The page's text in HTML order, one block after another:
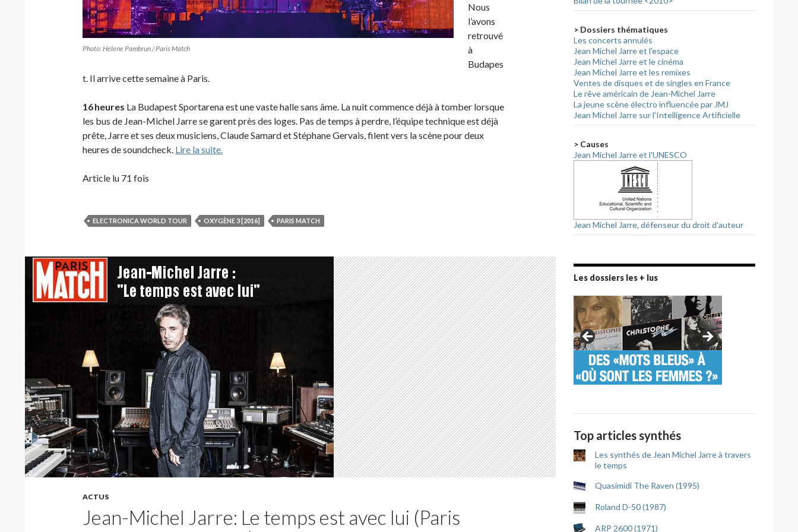
Photo: Helene Pambrun / Paris Match
Nous
l’avons
retrouvé
à
Budapes
t. Il arrive cette semaine à Paris.
16 heures La Budapest Sportarena est une vaste halle sans âme. La nuit commence déjà à tomber lorsque
les bus de Jean-Michel Jarre se garent près des loges. Pas de temps à perdre, l’équipe technique est déjà
prête, Jarre et ses deux musiciens, Claude Samard et Stéphane Gervais, filent vers la scène pour deux
heures de soundcheck. Lire la suite.
Article lu 71 fois
ELECTRONICA WORLD TOUR OXYGÈNE 3 [2016] PARIS MATCH
ACTUS
Jean-Michel Jarre: Le temps est avec lui (Paris
> Dossiers thématiques
Les concerts annulés
Jean Michel Jarre et l'espace
Jean Michel Jarre et le cinéma
Jean Michel Jarre et les remixes
Ventes de disques et de singles en France
Le rêve américain de Jean-Michel Jarre
La jeune scène électro influencée par JMJ
Jean Michel Jarre sur l'Intelligence Artificielle
> Causes
Jean Michel Jarre et l'UNESCO
Jean Michel Jarre, défenseur du droit d'auteur
Les dossiers les + lus
Top articles synthés
Les synthés de Jean Michel Jarre à travers
le temps
Quasimidi The Raven (1995)
Roland D-50 (1987)
ARP 2600 (1971)